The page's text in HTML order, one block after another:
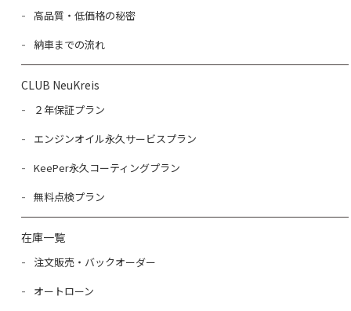
高品質・低価格の秘密
納車までの流れ
CLUB NeuKreis
２年保証プラン
エンジンオイル永久サービスプラン
KeePer永久コーティングプラン
無料点検プラン
在庫一覧
注文販売・バックオーダー
オートローン